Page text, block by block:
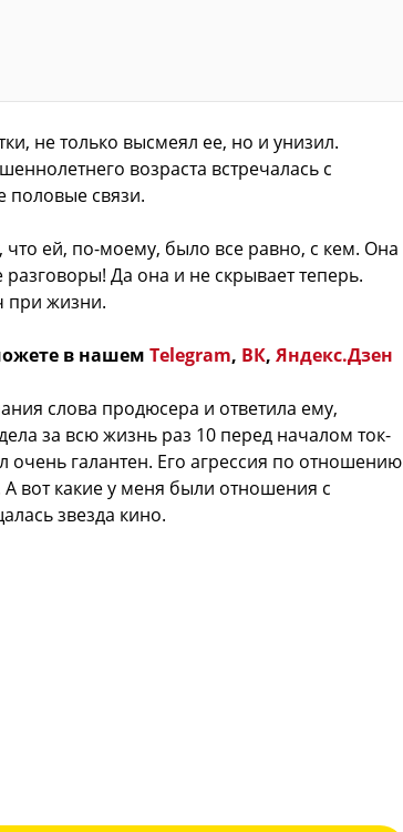
не только высмеял ее, но и унизил.
возраста встречалась с
связи.
что ей, по-моему, было все равно, с кем. Она
Да она и не скрывает теперь.
при жизни.
в нашем Telegram, ВК, Яндекс.Дзен
слова продюсера и ответила ему,
за всю жизнь раз 10 перед началом ток-
очень галантен. Его агрессия по отношению
вот какие у меня были отношения с
звезда кино.